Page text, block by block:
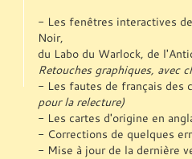
- Les fenêtres interactives
Noir,
du Labo du Warlock, de
Retouches graphiques, avec
- Les fautes de français des
pour la relecture)
- Les cartes d'origine en
- Corrections de quelques
- Mise à jour de la dernière